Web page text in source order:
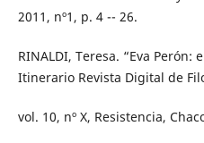
2011, nº1, p. 4 -- 26.
RINALDI, Teresa. “Eva Perón:
Itinerario Revista Digital de
vol. 10, nº X, Resistencia,